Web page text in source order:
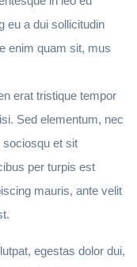
eu a dui sollicitudin
enim quam sit, mus
erat tristique tempor
Sed elementum, nec
sociosqu et sit
per turpis est
mauris, ante velit
egestas dolor dui,